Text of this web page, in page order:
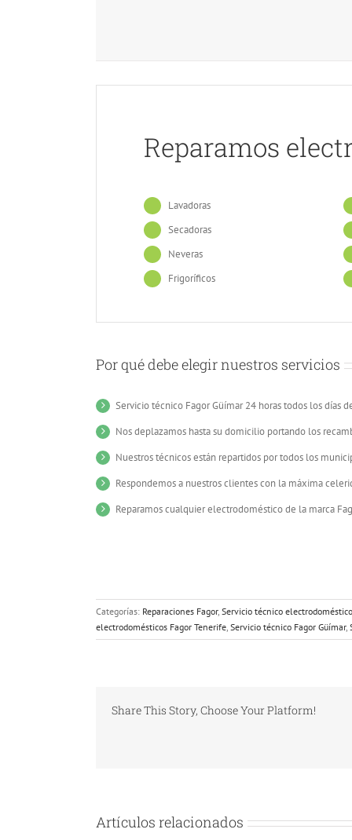
Reparamos
Lavadoras
Secadoras
Neveras
Frigoríficos
Por qué debe elegir nuestros servicios
Servicio técnico Fagor Güímar 24 horas todos los días
Nos deplazamos hasta su domicilio portando los
Nuestros técnicos están repartidos por todos los
Respondemos a nuestros clientes con la máxima
Reparamos cualquier electrodoméstico de la marca
Categorías: Reparaciones Fagor, Servicio técnico
electrodomésticos Fagor Tenerife, Servicio técnico Fagor Güímar,
Share This Story, Choose Your Platform!
Artículos relacionados